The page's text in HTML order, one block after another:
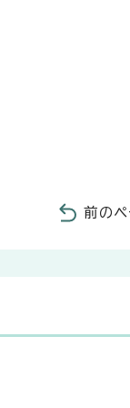
前のペ